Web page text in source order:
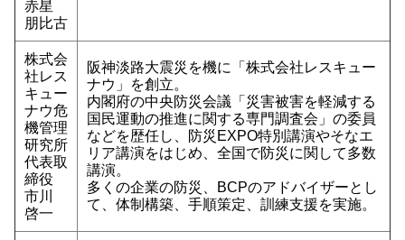
赤星
朋比古
株式会
社レス
キュー
ナウ危
機管理
研究所
代表取
締役
市川
啓一
阪神淡路大震災を機に「株式会社レスキュー
ナウ」を創立。
内閣府の中央防災会議「災害被害を軽減する
国民運動の推進に関する専門調査会」の委員
などを歴任し、防災EXPO特別講演やそなエ
リア講演をはじめ、全国で防災に関して多数
講演。
多くの企業の防災、BCPのアドバイザーとし
て、体制構築、手順策定、訓練支援を実施。